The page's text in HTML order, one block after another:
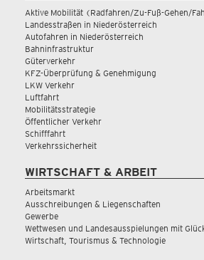
Aktive Mobilität (Radfahren/Zu-Fuß-Gehen/
Landesstraßen in Niederösterreich
Autofahren in Niederösterreich
Bahninfrastruktur
Güterverkehr
KFZ-Überprüfung & Genehmigung
LKW Verkehr
Luftfahrt
Mobilitätsstrategie
Öffentlicher Verkehr
Schifffahrt
Verkehrssicherheit
WIRTSCHAFT & ARBEIT
Arbeitsmarkt
Ausschreibungen & Liegenschaften
Gewerbe
Wettwesen und Landesausspielungen mit
Wirtschaft, Tourismus & Technologie